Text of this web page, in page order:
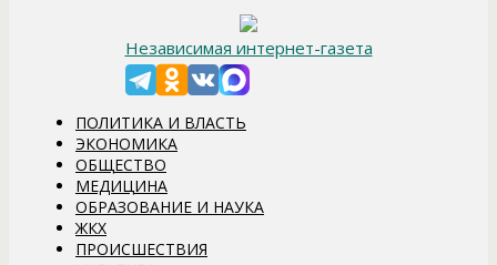
Независимая интернет-газета
ПОЛИТИКА И ВЛАСТЬ
ЭКОНОМИКА
ОБЩЕСТВО
МЕДИЦИНА
ОБРАЗОВАНИЕ И НАУКА
ЖКХ
ПРОИСШЕСТВИЯ